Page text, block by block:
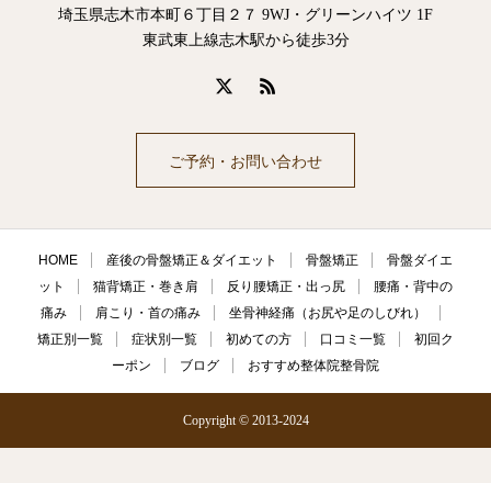
埼玉県志木市本町６丁目２７ 9WJ・グリーンハイツ 1F
東武東上線志木駅から徒歩3分
ご予約・お問い合わせ
HOME 産後の骨盤矯正＆ダイエット 骨盤矯正
骨盤ダイエ
ット
猫背矯正・巻き肩 反り腰矯正・出っ尻
腰痛・背中の
痛み
肩こり・首の痛み
坐骨神経痛（お尻や足のしびれ）
矯正別一覧
症状別一覧 初めての方 口コミ一覧
初回ク
ーポン
ブログ おすすめ整体院整骨院
Copyright © 2013-2024